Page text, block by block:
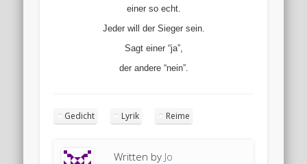
einer so echt.
Jeder will der Sieger sein.
Sagt einer “ja”,
der andere “nein”.
Gedicht Lyrik Reime
Written by Jo